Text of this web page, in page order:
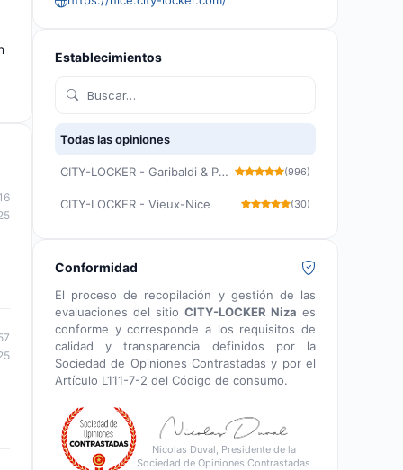
Establecimientos
Todas las opiniones
CITY-LOCKER - Garibaldi & Port Lympia (996)
CITY-LOCKER - Vieux-Nice (30)
Conformidad
El proceso de recopilación y gestión de las
evaluaciones del sitio CITY-LOCKER Niza es
conforme y corresponde a los requisitos de
calidad y transparencia definidos por la
Sociedad de Opiniones Contrastadas y por el
Artículo L111-7-2 del Código de consumo.
Nicolas Duval, Presidente de la
Sociedad de Opiniones Contrastadas